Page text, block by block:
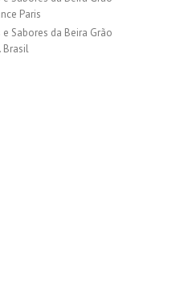
Paris
Sabores da Beira Grão
Brasil